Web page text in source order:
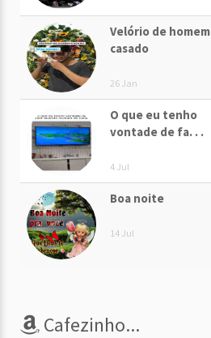
Velório de homem
casado
26 Jan
O que eu tenho
vontade de fa. . .
4 Jul
Boa noite
14 Jul
Cafezinho...